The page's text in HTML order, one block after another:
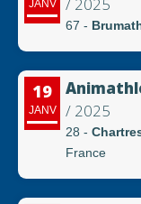
JANV
67 -
19
JANV
/ 2025
28 -
France